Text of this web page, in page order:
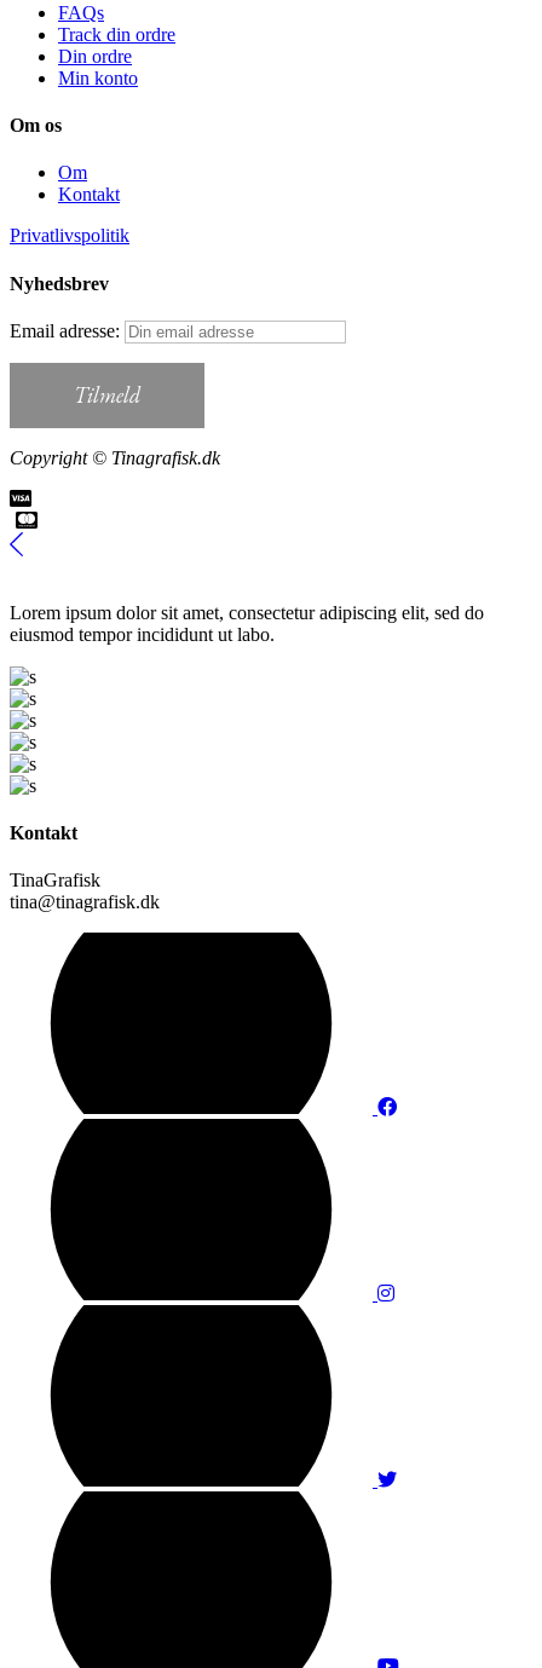
FAQs
Track din ordre
Din ordre
Min konto
Om os
Om
Kontakt
Privatlivspolitik
Nyhedsbrev
Email adresse:
Copyright © Tinagrafisk.dk
Lorem ipsum dolor sit amet, consectetur adipiscing elit, sed do
eiusmod tempor incididunt ut labo.
Kontakt
TinaGrafisk
tina@tinagrafisk.dk